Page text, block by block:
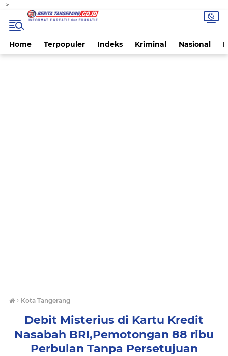
-->
Home Terpopuler Indeks Kriminal Nasional
› Kota Tangerang
Debit Misterius di Kartu Kredit
Nasabah BRI,Pemotongan 88 ribu
Perbulan Tanpa Persetujuan